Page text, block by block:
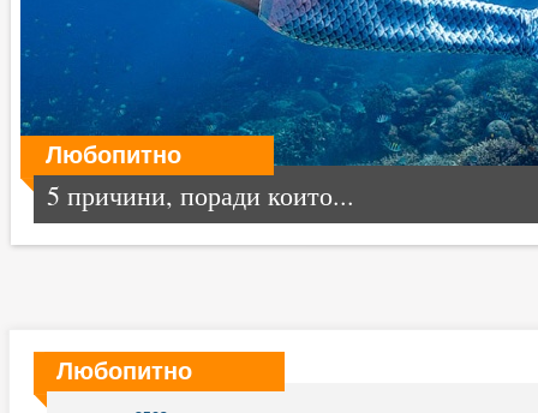
Любопитно
5 причини, поради които...
Любопитно